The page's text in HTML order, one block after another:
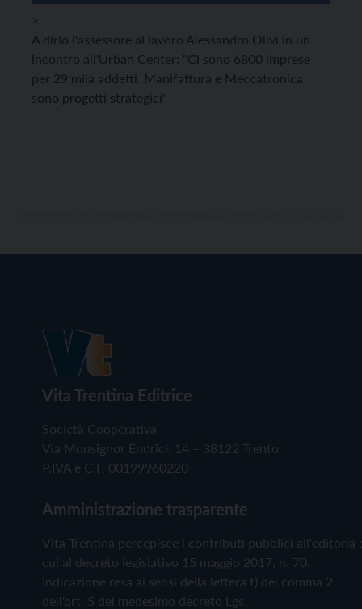
>
A dirlo l'assessore al lavoro Alessandro Olivi in un
incontro all'Urban Center: "Ci sono 6800 imprese
per 29 mila addetti. Manifattura e Meccatronica
sono progetti strategici"
Vita Trentina Editrice
Società Cooperativa
Via Monsignor Endrici, 14 – 38122 Trento
P.IVA e C.F. 00199960220
Amministrazione trasparente
Vita Trentina percepisce i contributi pubblici all'editoria
cui al decreto legislativo 15 maggio 2017, n. 70.
Indicazione resa ai sensi della lettera f) del comma 2
dell'art. 5 del medesimo decreto Lgs.